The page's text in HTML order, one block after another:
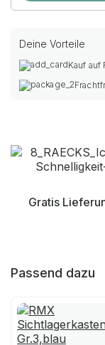
Deine Vorteile
Kauf
Gratis
Passend dazu